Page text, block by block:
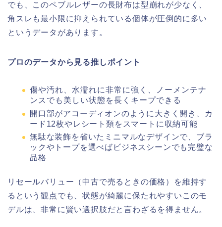
でも、このペブルレザーの長財布は型崩れが少なく、
角スレも最小限に抑えられている個体が圧倒的に多い
というデータがあります。
プロのデータから見る推しポイント
傷や汚れ、水濡れに非常に強く、ノーメンテナ
ンスでも美しい状態を長くキープできる
開口部がアコーディオンのように大きく開き、カ
ード12枚やレシート類をスマートに収納可能
無駄な装飾を省いたミニマルなデザインで、ブラ
ックやトープを選べばビジネスシーンでも完璧な
品格
リセールバリュー（中古で売るときの価格）を維持す
るという観点でも、状態が綺麗に保たれやすいこのモ
デルは、非常に賢い選択肢だと言わざるを得ません。